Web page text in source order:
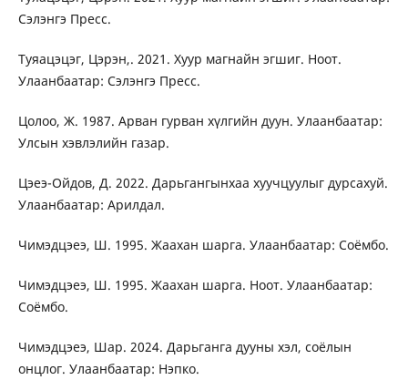
Сэлэнгэ Пресс.
Туяацэцэг, Цэрэн,. 2021. Хуур магнайн эгшиг. Ноот.
Улаанбаатар: Сэлэнгэ Пресс.
Цолоо, Ж. 1987. Арван гурван хүлгийн дуун. Улаанбаатар:
Улсын хэвлэлийн газар.
Цэеэ-Ойдов, Д. 2022. Дарьгангынхаа хуучцуулыг дурсахуй.
Улаанбаатар: Арилдал.
Чимэдцэеэ, Ш. 1995. Жаахан шарга. Улаанбаатар: Соёмбо.
Чимэдцэеэ, Ш. 1995. Жаахан шарга. Ноот. Улаанбаатар:
Соёмбо.
Чимэдцэеэ, Шар. 2024. Дарьганга дууны хэл, соёлын
онцлог. Улаанбаатар: Нэпко.